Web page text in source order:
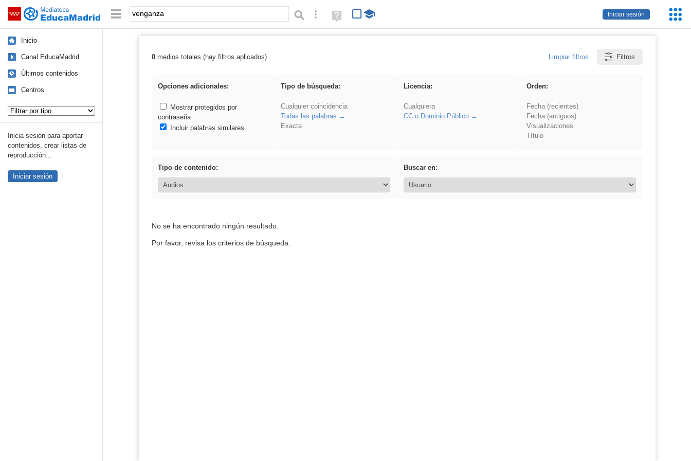
Saltar navegación
Iniciar sesión
Palabra o frase: Búsqueda avanzada
Ayuda
(en
Inicio
Canal EducaMadrid
Últimos contenidos
Centros
Inicia sesión para aportar
contenidos, crear listas de
reproducción...
Iniciar sesión
Resultados de: venganza
0medios totales (hay filtros aplicados) Limpiar filtros Filtros
Opciones adicionales:
Mostrar protegidos por
contraseña
Incluir palabras similares
Tipo de búsqueda:
Cualquier coincidencia
Todas las palabras
Exacta
Licencia:
Cualquiera
CCo Dominio Público
Orden:
Fecha (recientes)
Fecha (antiguos)
Visualizaciones
Título
Tipo de contenido: Buscar en:
No se ha encontrado ningún resultado.
Por favor, revisa los criterios de búsqueda.